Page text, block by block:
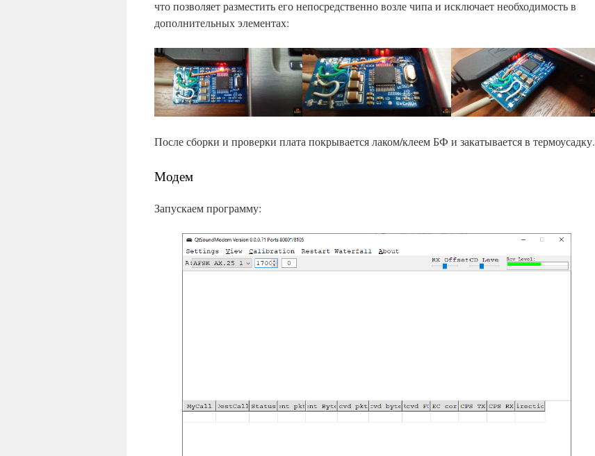
что позволяет разместить его непосредственно возле чипа и исключает необходимость в
дополнительных элементах:
После сборки и проверки плата покрывается лаком/клеем БФ и закатывается в термоусадку.
Модем
Запускаем программу: